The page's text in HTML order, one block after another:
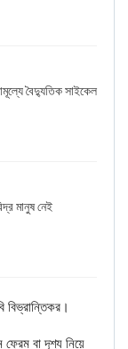
00707
বৈদ্যুতিক সাইকেল
মানুষ নেই
বিভ্রান্তিকর।
ফ্রেম বা দৃশ্য নিয়ে